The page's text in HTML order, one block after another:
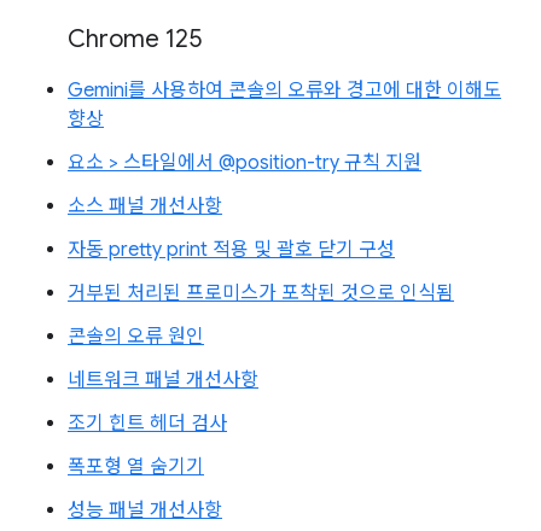
Chrome 125
Gemini를 사용하여 콘솔의 오류와 경고에 대한 이해도
향상
요소 > 스타일에서 @position-try 규칙 지원
소스 패널 개선사항
자동 pretty print 적용 및 괄호 닫기 구성
거부된 처리된 프로미스가 포착된 것으로 인식됨
콘솔의 오류 원인
네트워크 패널 개선사항
조기 힌트 헤더 검사
폭포형 열 숨기기
성능 패널 개선사항